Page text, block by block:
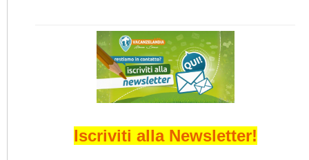
Iscriviti alla Newsletter!